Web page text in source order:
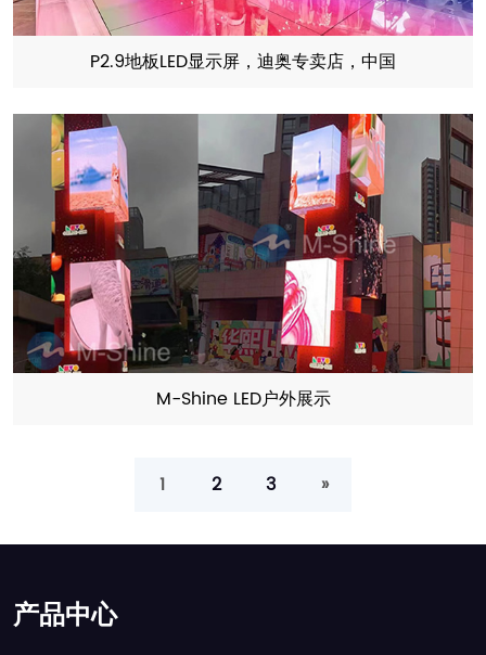
P2.9地板LED显示屏，迪奥专卖店，中国
M-Shine LED户外展示
1 2 3 »
产品中心